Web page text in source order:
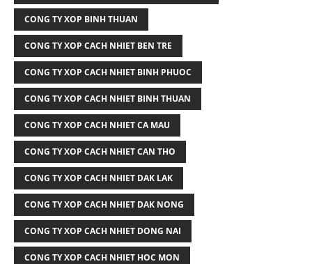
CONG TY XOP BINH THUAN
CONG TY XOP CACH NHIET BEN TRE
CONG TY XOP CACH NHIET BINH PHUOC
CONG TY XOP CACH NHIET BINH THUAN
CONG TY XOP CACH NHIET CA MAU
CONG TY XOP CACH NHIET CAN THO
CONG TY XOP CACH NHIET DAK LAK
CONG TY XOP CACH NHIET DAK NONG
CONG TY XOP CACH NHIET DONG NAI
CONG TY XOP CACH NHIET HOC MON